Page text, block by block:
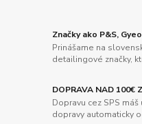
Značky ako P&S,
Prinášame na
detailingové značky,
DOPRAVA NAD 100€
Dopravu cez SPS
dopravy automaticky